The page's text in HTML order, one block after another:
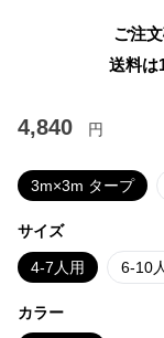
ご注
送料は
4,840 円
3m×3m タープ
サイズ
4-7人用 6-10
カラー